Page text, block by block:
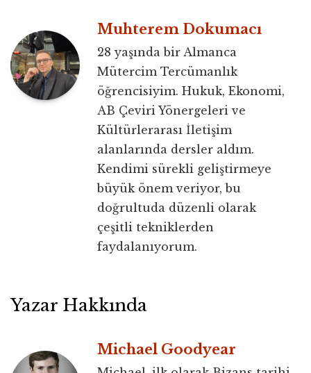
Muhterem Dokumacı
28 yaşında bir Almanca
Mütercim Tercümanlık
öğrencisiyim. Hukuk, Ekonomi,
AB Çeviri Yönergeleri ve
Kültürlerarası İletişim
alanlarında dersler aldım.
Kendimi sürekli geliştirmeye
büyük önem veriyor, bu
doğrultuda düzenli olarak
çeşitli tekniklerden
faydalanıyorum.
Yazar Hakkında
Michael Goodyear